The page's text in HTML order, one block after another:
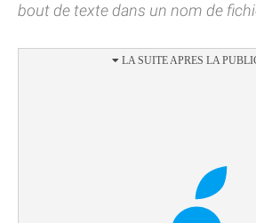
bout de texte dans un nom de